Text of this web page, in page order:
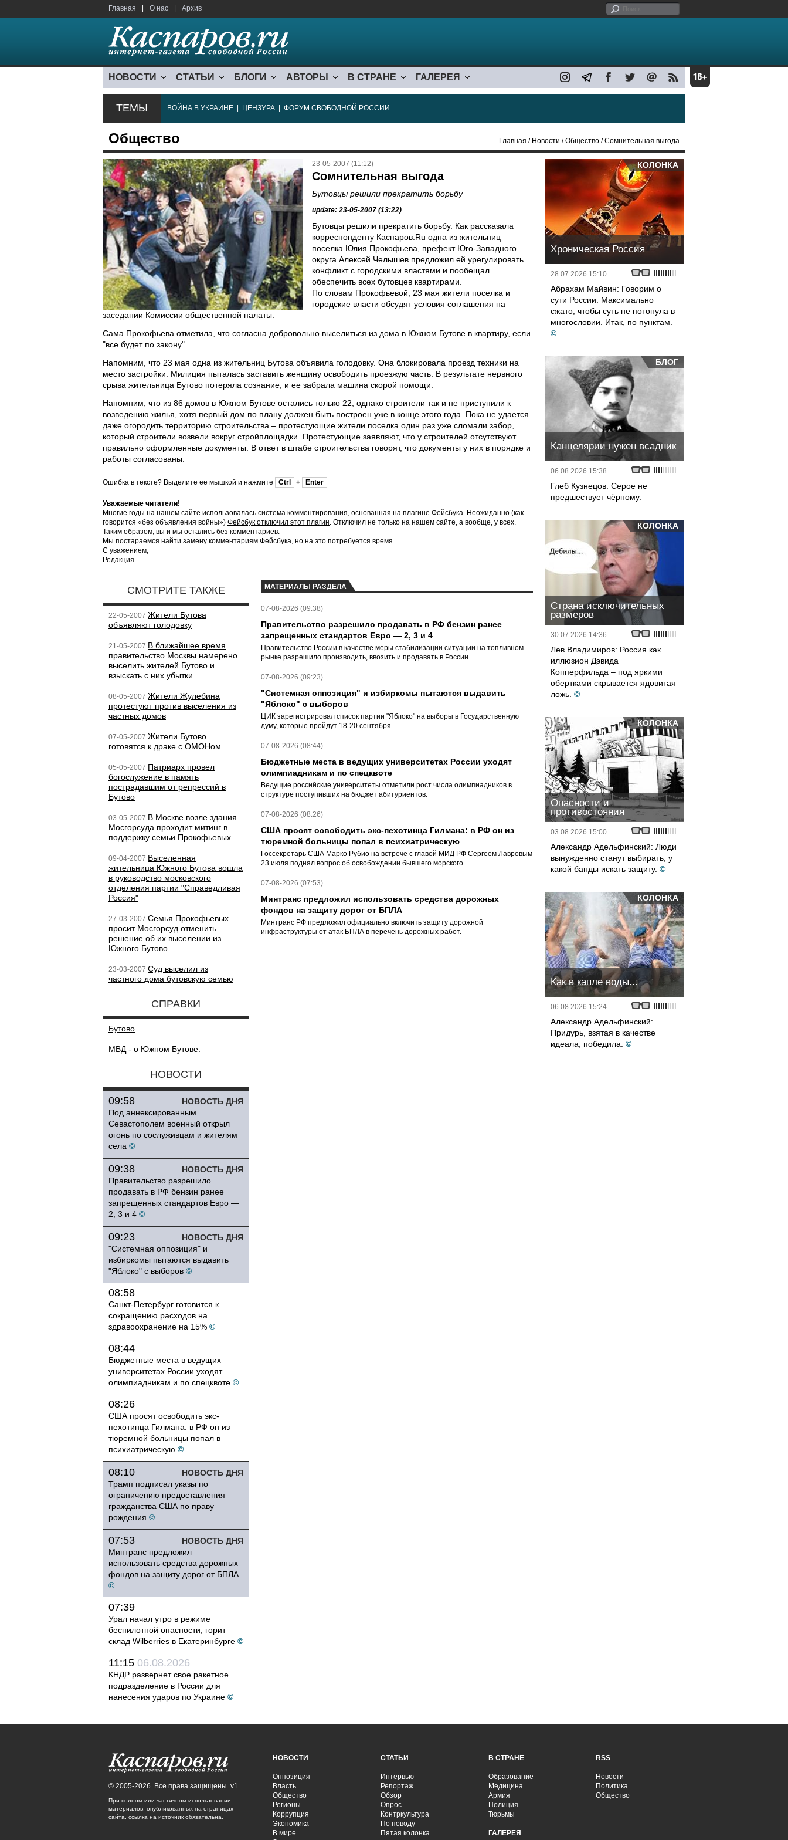
Главная О нас Архив
НОВОСТИ СТАТЬИ БЛОГИ АВТОРЫ В СТРАНЕ ГАЛЕРЕЯ
ТЕМЫ ВОЙНА В УКРАИНЕ ЦЕНЗУРА ФОРУМ СВОБОДНОЙ РОССИИ
Общество Главная / Новости /Общество / Сомнительная выгода
23-05-2007 (11:12)
Сомнительная выгода
Бутовцы решили прекратить борьбу
update: 23-05-2007 (13:22)
Бутовцы решили прекратить борьбу. Как рассказала
корреспонденту Каспаров.Ru одна из жительниц
поселка Юлия Прокофьева, префект Юго-Западного
округа Алексей Челышев предложил ей урегулировать
конфликт с городскими властями и пообещал
обеспечить всех бутовцев квартирами.
По словам Прокофьевой, 23 мая жители поселка и
городские власти обсудят условия соглашения на
заседании Комиссии общественной палаты.
Сама Прокофьева отметила, что согласна добровольно выселиться из дома в Южном Бутове в квартиру, если
"все будет по закону".
Напомним, что 23 мая одна из жительниц Бутова объявила голодовку. Она блокировала проезд техники на
место застройки. Милиция пыталась заставить женщину освободить проезжую часть. В результате нервного
срыва жительница Бутово потеряла сознание, и ее забрала машина скорой помощи.
Напомним, что из 86 домов в Южном Бутове остались только 22, однако строители так и не приступили к
возведению жилья, хотя первый дом по плану должен быть построен уже в конце этого года. Пока не удается
даже огородить территорию строительства – протестующие жители поселка один раз уже сломали забор,
который строители возвели вокруг стройплощадки. Протестующие заявляют, что у строителей отсутствуют
правильно оформленные документы. В ответ в штабе строительства говорят, что документы у них в порядке и
работы согласованы.
Ошибка в тексте? Выделите ее мышкой и нажмите Ctrl + Enter
Уважаемые читатели!
Многие годы на нашем сайте использовалась система комментирования, основанная на плагине Фейсбука. Неожиданно (как
говорится «без объявления войны») Фейсбук отключил этот плагин. Отключил не только на нашем сайте, а вообще, у всех.
Таким образом, вы и мы остались без комментариев.
Мы постараемся найти замену комментариям Фейсбука, но на это потребуется время.
С уважением,
Редакция
СМОТРИТЕ ТАКЖЕ
22-05-2007 Жители Бутова
объявляют голодовку
21-05-2007 В ближайшее время
правительство Москвы намерено
выселить жителей Бутово и
взыскать с них убытки
08-05-2007 Жители Жулебина
протестуют против выселения из
частных домов
07-05-2007 Жители Бутово
готовятся к драке с ОМОНом
05-05-2007 Патриарх провел
богослужение в память
пострадавшим от репрессий в
Бутово
03-05-2007 В Москве возле здания
Мосгорсуда проходит митинг в
поддержку семьи Прокофьевых
09-04-2007 Выселенная
жительница Южного Бутова вошла
в руководство московского
отделения партии "Справедливая
Россия"
27-03-2007 Семья Прокофьевых
просит Мосгорсуд отменить
решение об их выселении из
Южного Бутово
23-03-2007 Суд выселил из
частного дома бутовскую семью
СПРАВКИ
Бутово
МВД - о Южном Бутове:
НОВОСТИ
НОВОСТЬ ДНЯ
09:58
Под аннексированным
Севастополем военный открыл
огонь по сослуживцам и жителям
села ©
НОВОСТЬ ДНЯ
09:38
Правительство разрешило
продавать в РФ бензин ранее
запрещенных стандартов Евро —
2, 3 и 4 ©
НОВОСТЬ ДНЯ
09:23
"Системная оппозиция" и
избиркомы пытаются выдавить
"Яблоко" с выборов ©
08:58
Санкт-Петербург готовится к
сокращению расходов на
здравоохранение на 15% ©
08:44
Бюджетные места в ведущих
университетах России уходят
олимпиадникам и по спецквоте ©
08:26
США просят освободить экс-
пехотинца Гилмана: в РФ он из
тюремной больницы попал в
психиатрическую ©
НОВОСТЬ ДНЯ
08:10
Трамп подписал указы по
ограничению предоставления
гражданства США по праву
рождения ©
НОВОСТЬ ДНЯ
07:53
Минтранс предложил
использовать средства дорожных
фондов на защиту дорог от БПЛА
©
07:39
Урал начал утро в режиме
беспилотной опасности, горит
склад Wilberries в Екатеринбурге ©
11:15 06.08.2026
КНДР развернет свое ракетное
подразделение в России для
нанесения ударов по Украине ©
МАТЕРИАЛЫ РАЗДЕЛА
07-08-2026 (09:38)
Правительство разрешило продавать в РФ бензин ранее
запрещенных стандартов Евро — 2, 3 и 4
Правительство России в качестве меры стабилизации ситуации на топливном
рынке разрешило производить, ввозить и продавать в России...
07-08-2026 (09:23)
"Системная оппозиция" и избиркомы пытаются выдавить
"Яблоко" с выборов
ЦИК зарегистрировал список партии "Яблоко" на выборы в Государственную
думу, которые пройдут 18-20 сентября.
07-08-2026 (08:44)
Бюджетные места в ведущих университетах России уходят
олимпиадникам и по спецквоте
Ведущие российские университеты отметили рост числа олимпиадников в
структуре поступивших на бюджет абитуриентов.
07-08-2026 (08:26)
США просят освободить экс-пехотинца Гилмана: в РФ он из
тюремной больницы попал в психиатрическую
Госсекретарь США Марко Рубио на встрече с главой МИД РФ Сергеем Лавровым
23 июля поднял вопрос об освобождении бывшего морского...
07-08-2026 (07:53)
Минтранс предложил использовать средства дорожных
фондов на защиту дорог от БПЛА
Минтранс РФ предложил официально включить защиту дорожной
инфраструктуры от атак БПЛА в перечень дорожных работ.
КОЛОНКА
Хроническая Россия
28.07.2026 15:10
Абрахам Майвин: Говорим о
сути России. Максимально
сжато, чтобы суть не потонула в
многословии. Итак, по пунктам.
©
БЛОГ
Канцелярии нужен всадник
06.08.2026 15:38
Глеб Кузнецов: Серое не
предшествует чёрному.
КОЛОНКА
Страна исключительных
размеров
30.07.2026 14:36
Лев Владимиров: Россия как
иллюзион Дэвида
Копперфильда – под яркими
обертками скрывается ядовитая
ложь. ©
КОЛОНКА
Опасности и
противостояния
03.08.2026 15:00
Александр Адельфинский: Люди
вынужденно станут выбирать, у
какой банды искать защиту. ©
КОЛОНКА
Как в капле воды...
06.08.2026 15:24
Александр Адельфинский:
Придурь, взятая в качестве
идеала, победила. ©
© 2005-2026. Все права защищены. v1
При полном или частичном использовании
материалов, опубликованных на страницах
сайта, ссылка на источник обязательна.
НОВОСТИ
Оппозиция
Власть
Общество
Регионы
Коррупция
Экономика
В мире
СТАТЬИ
Интервью
Репортаж
Обзор
Опрос
Контркультура
По поводу
Пятая колонка
В СТРАНЕ
Образование
Медицина
Армия
Полиция
Тюрьмы
ГАЛЕРЕЯ
RSS
Новости
Политика
Общество